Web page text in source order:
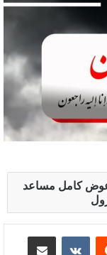
عوض كامل مساعد
مشاركة عبر البريد